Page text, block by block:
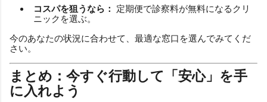
コスパを狙うなら：
定期便で診察料が無料になるクリ
ニックを選ぶ。
今のあなたの状況に合わせて、最適な窓口を選んでみてくだ
さい。
まとめ：今すぐ行動して「安心」を手
に入れよう